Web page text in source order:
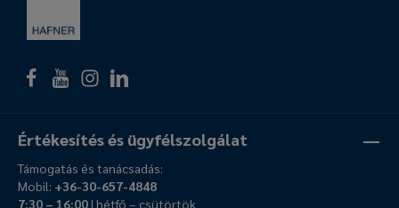
Értékesítés és ügyfélszolgálat
Támogatás és tanácsadás:
Mobil: +36-30-657-4848
7:30 – 16:00| hétfő – csütörtök